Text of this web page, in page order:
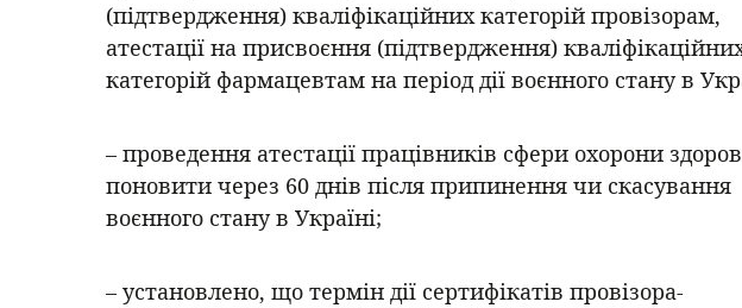
(підтвердження) кваліфікаційних категорій провізорам,
атестації на присвоєння (підтвердження)
категорій фармацевтам на період дії воєнного стану в
– проведення атестації працівників сфери охорони
поновити через 60 днів після припинення чи скасування
воєнного стану в Україні;
– установлено, що термін дії сертифікатів провізора-